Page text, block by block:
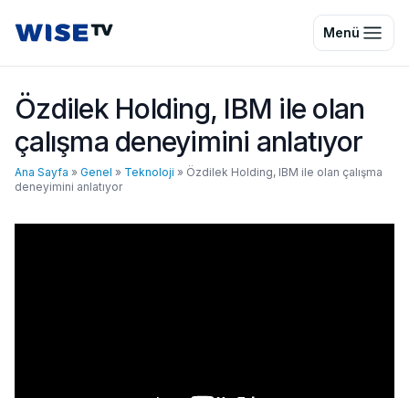
Wise TV Menü
Özdilek Holding, IBM ile olan
çalışma deneyimini anlatıyor
Ana Sayfa » Genel » Teknoloji » Özdilek Holding, IBM ile olan çalışma
deneyimini anlatıyor